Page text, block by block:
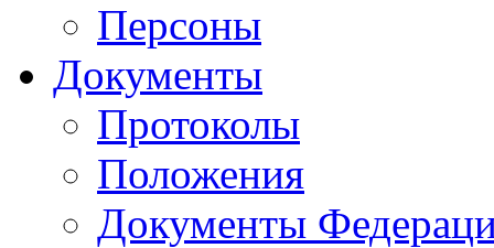
Персоны
Документы
Протоколы
Положения
Документы